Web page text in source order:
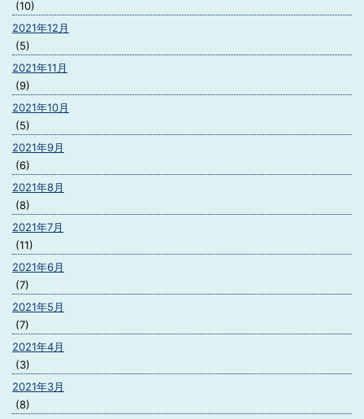
(10)
2021年12月
(5)
2021年11月
(9)
2021年10月
(5)
2021年9月
(6)
2021年8月
(8)
2021年7月
(11)
2021年6月
(7)
2021年5月
(7)
2021年4月
(3)
2021年3月
(8)